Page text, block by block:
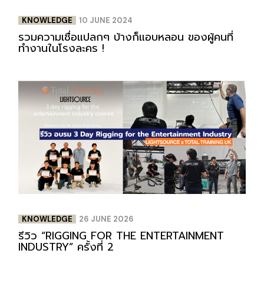
KNOWLEDGE 10 JUNE 2024
รวมความเชื่อแปลกๆ บ้างก็แอบหลอน ของผู้คนที่
ทำงานในโรงละคร !
KNOWLEDGE 26 JUNE 2026
รีวิว “RIGGING FOR THE ENTERTAINMENT
INDUSTRY” ครั้งที่ 2